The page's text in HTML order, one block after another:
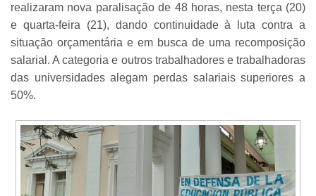
realizaram nova paralisação de 48 horas, nesta terça (20)
e quarta-feira (21), dando continuidade à luta contra a
situação orçamentária e em busca de uma recomposição
salarial. A categoria e outros trabalhadores e trabalhadoras
das universidades alegam perdas salariais superiores a
50%.